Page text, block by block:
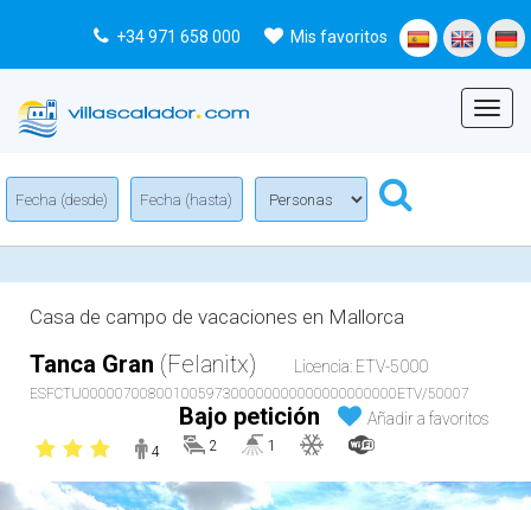
Mis favoritos
+34 971 658 000
Menu
Casa de campo de vacaciones en Mallorca
Tanca Gran (Felanitx) Licencia: ETV-5000
ESFCTU00000700800100597300000000000000000000ETV/50007
Bajo petición Añadir a favoritos
4 2 1